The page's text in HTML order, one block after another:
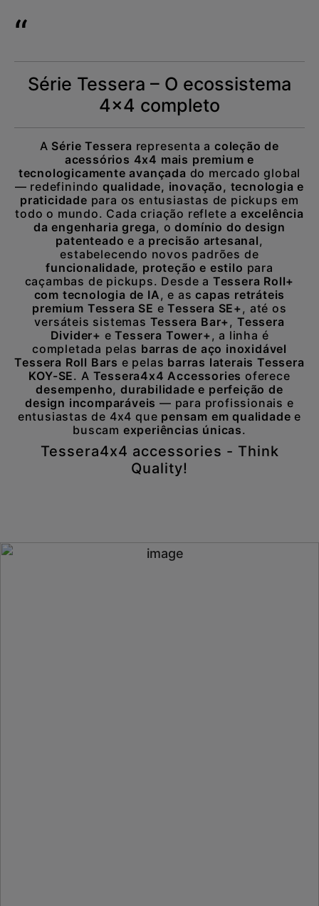
Série Tessera – O ecossistema
4x4 completo
A Série Tessera representa acoleção de
acessórios 4x4 mais premium e
tecnologicamente avançada do mercado global
— redefinindo qualidade, inovação, tecnologia e
praticidade para os entusiastas de pickups em
todo o mundo. Cada criação reflete a excelência
da engenharia grega, odomínio do design
patenteado e a precisão artesanal,
estabelecendo novos padrões de
funcionalidade, proteção e estilo para
caçambas de pickups. Desde a Tessera Roll+
com tecnologia de IA, e ascapas retráteis
premium Tessera SE eTessera SE+, até os
versáteis sistemas Tessera Bar+, Tessera
Divider+ eTessera Tower+, a linha é
completada pelas barras de aço inoxidável
Tessera Roll Bars e pelas barras laterais Tessera
KOY-SE. A Tessera4x4 Accessories oferece
desempenho, durabilidade e perfeição de
design incomparáveis — para profissionais e
entusiastas de 4x4 que pensam em qualidade e
buscam experiências únicas.
Tessera4x4 accessories - Think
Quality!